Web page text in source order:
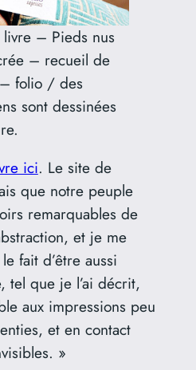
– Pieds nus
– recueil de
folio / des
sont dessinées
ici. Le site de
que notre peuple
remarquables de
et je me
fait d’être aussi
tel que je l’ai décrit,
aux impressions peu
et en contact
»